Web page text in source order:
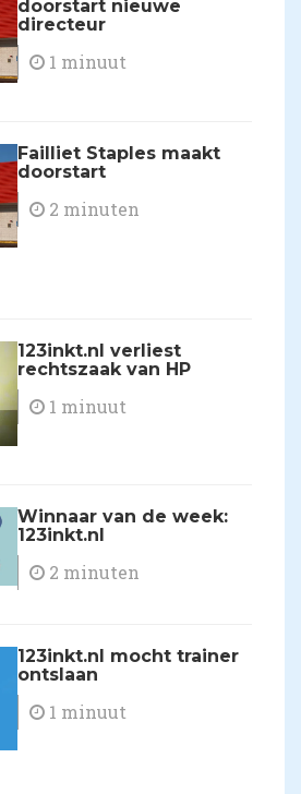
doorstart nieuwe
directeur
1 minuut
Failliet Staples maakt
doorstart
2 minuten
123inkt.nl verliest
rechtszaak van HP
1 minuut
Winnaar van de week:
123inkt.nl
2 minuten
123inkt.nl mocht trainer
ontslaan
1 minuut